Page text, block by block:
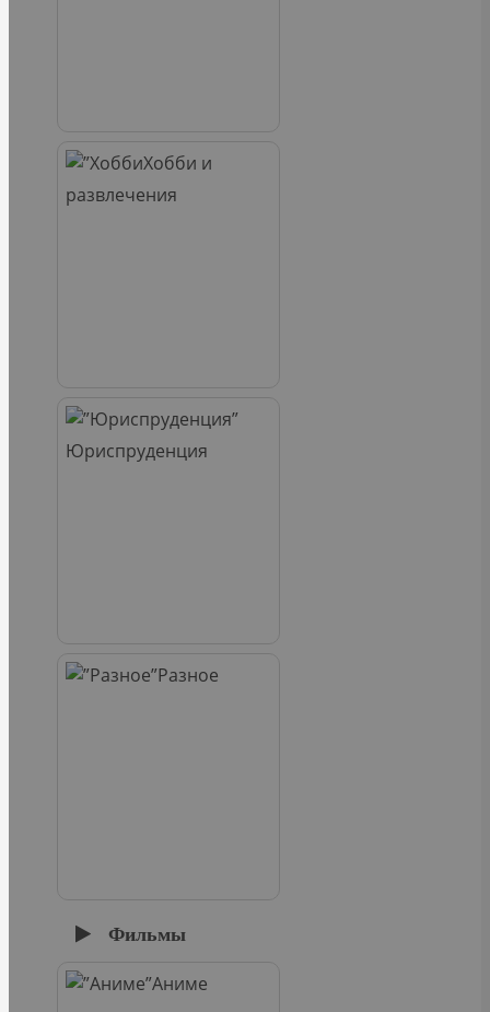
Хобби и
развлечения
Юриспруденция
Разное
Фильмы
Аниме